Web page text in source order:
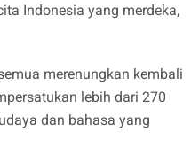
Indonesia yang merdeka,
merenungkan kembali
lebih dari 270
dan bahasa yang